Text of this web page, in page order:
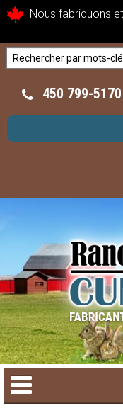
Nous fabriquons
450 799-5170